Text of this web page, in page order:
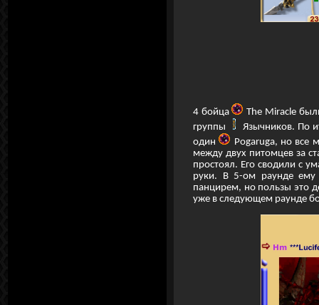
4 бойца
The Miracle
группы
Язычников. По
один
Pogaruga, но все
между двух питомцев за
простоял. Его сводили с
руки. В 5-ом раунде ему
панцирем, но пользы это
уже в следующем раунде